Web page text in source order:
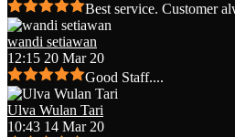
Best service. Customer
wandi setiawan
12:15 20 Mar 20
Good Staff....
Ulva Wulan Tari
10:43 14 Mar 20